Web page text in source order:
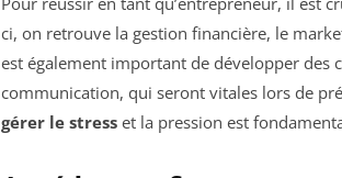
ci, on retrouve la gestion financière, le
est également important de développer des
communication, qui seront vitales lors de
gérer le stress et la pression est